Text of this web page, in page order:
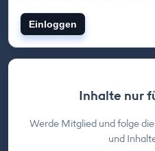
Einloggen
Inhalte nur
Werde Mitglied und folge
und